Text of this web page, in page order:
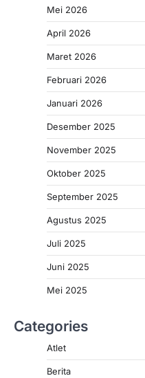
Mei 2026
April 2026
Maret 2026
Februari 2026
Januari 2026
Desember 2025
November 2025
Oktober 2025
September 2025
Agustus 2025
Juli 2025
Juni 2025
Mei 2025
Categories
Atlet
Berita